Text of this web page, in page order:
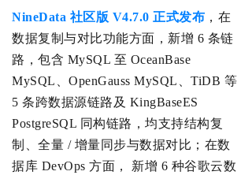
NineData 社区版 V4.7.0 正式发布 ， 在
数据复制与对比功能方面， 新增 6 条链
路，包含 MySQL 至 OceanBase
MySQL、OpenGauss MySQL、 TiDB 等
5 条跨数据源链路 及 KingBaseES
PostgreSQL 同构链路，均支持结构复
制、全量 / 增量同步与数据对比； 在数
据库 DevOps 方面，
新增 6 种谷歌云数